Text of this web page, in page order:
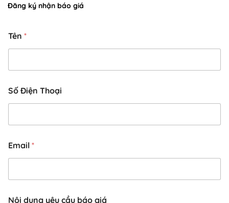
Đăng ký nhận báo giá
Tên *
ê
u
E
m
a
l
Số Điện Thoại
Email *
Nội dung yêu cầu báo giá